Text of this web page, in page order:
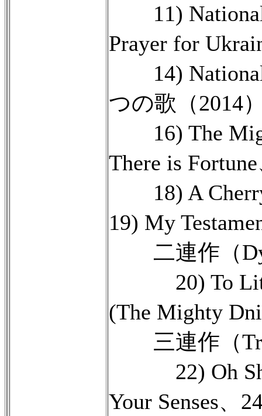
11) National
Prayer for
14) National
つの歌（2014
16) The
There is
18) A Cherry
19) My
二連作（
20) To Little
(The Mighty
三連作（
22) Oh
Your Senses、